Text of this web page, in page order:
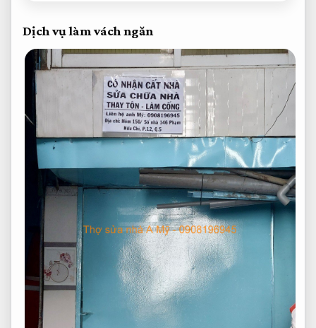
Dịch vụ làm vách ngăn